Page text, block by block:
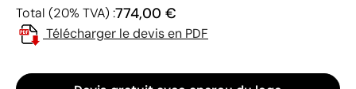
Total (20% TVA) :774,00 €
Télécharger le devis en PDF